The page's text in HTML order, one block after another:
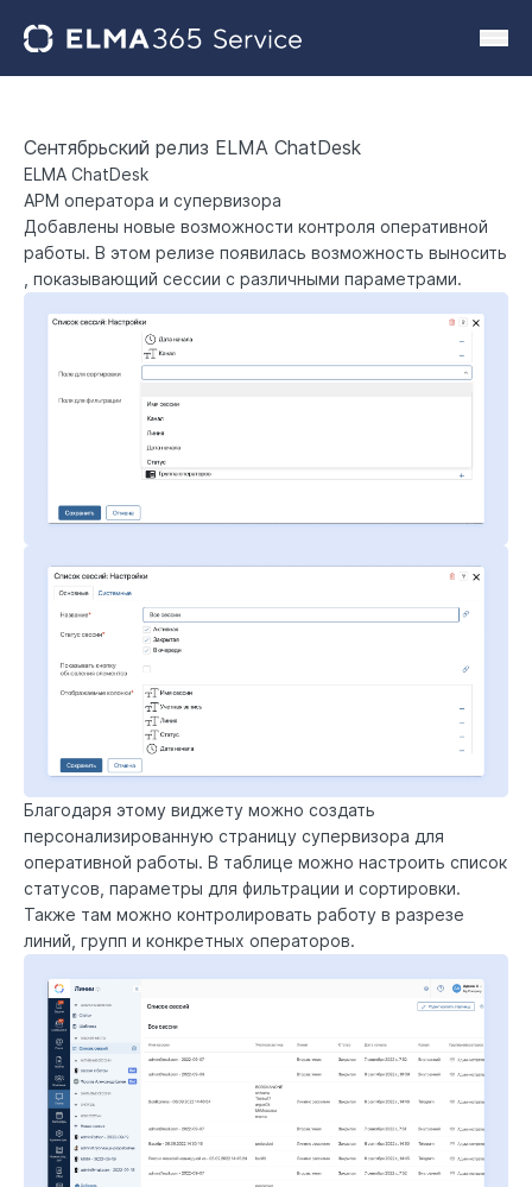
Сентябрьский релиз ELMA ChatDesk
ELMA ChatDesk
АРМ оператора и супервизора
Добавлены новые возможности контроля оперативной
работы. В этом релизе появилась возможность выносить
, показывающий сессии с различными параметрами.
Благодаря этому виджету можно создать
персонализированную страницу супервизора для
оперативной работы. В таблице можно настроить список
статусов, параметры для фильтрации и сортировки.
Также там можно контролировать работу в разрезе
линий, групп и конкретных операторов.